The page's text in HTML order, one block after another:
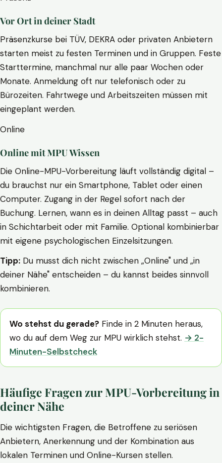
Vor Ort in deiner Stadt
Präsenzkurse bei TÜV, DEKRA oder privaten Anbietern
starten meist zu festen Terminen und in Gruppen. Feste
Starttermine, manchmal nur alle paar Wochen oder
Monate. Anmeldung oft nur telefonisch oder zu
Bürozeiten. Fahrtwege und Arbeitszeiten müssen mit
eingeplant werden.
Online
Online mit MPU Wissen
Die Online-MPU-Vorbereitung läuft vollständig digital –
du brauchst nur ein Smartphone, Tablet oder einen
Computer. Zugang in der Regel sofort nach der
Buchung. Lernen, wann es in deinen Alltag passt – auch
in Schichtarbeit oder mit Familie. Optional kombinierbar
mit eigene psychologischen Einzelsitzungen.
Tipp: Du musst dich nicht zwischen „Online" und „in
deiner Nähe" entscheiden – du kannst beides sinnvoll
kombinieren.
Wo stehst du gerade? Finde in 2 Minuten heraus,
wo du auf dem Weg zur MPU wirklich stehst. → 2-
Minuten-Selbstcheck
Häufige Fragen zur MPU-Vorbereitung in
deiner Nähe
Die wichtigsten Fragen, die Betroffene zu seriösen
Anbietern, Anerkennung und der Kombination aus
lokalen Terminen und Online-Kursen stellen.